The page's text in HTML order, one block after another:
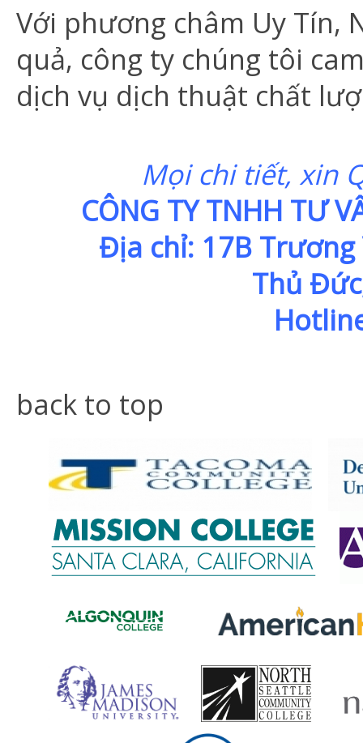
Với phương châm Uy Tín,
quả, công ty chúng tôi
dịch vụ dịch thuật chất
Mọi chi tiết, xin
CÔNG TY TNHH TƯ
Địa chỉ: 17B Trương
Thủ
back to top